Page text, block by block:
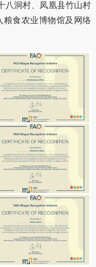
八洞村、凤凰县竹山村
食农业博物馆及网络